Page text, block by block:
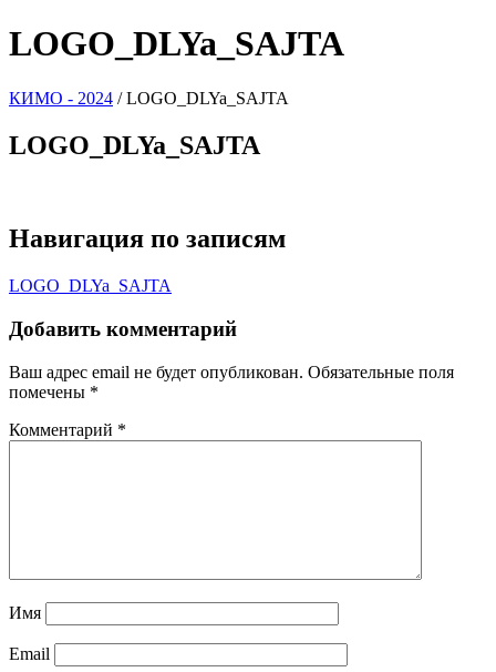
LOGO_DLYa_SAJTA
КИМО - 2024 /LOGO_DLYa_SAJTA
LOGO_DLYa_SAJTA
Навигация по записям
LOGO_DLYa_SAJTA
Добавить комментарий
Ваш адрес email не будет опубликован. Обязательные поля
помечены *
Комментарий *
Имя
Email